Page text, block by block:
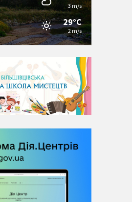
3 m/s
29°C
2 m/s